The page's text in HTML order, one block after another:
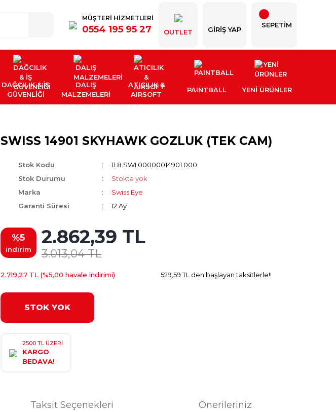
MÜŞTERİ HİZMETLERİ
0554 195 95 27 OUTLET GIRIŞ YAP
SEPETİM
DAĞCILIK & İŞ
GÜVENLİĞİ
DALIŞ
MALZEMELERİ
ATICILIK &
AIRSOFT
PAINTBALL YENI ÜRÜNLER
SWISS 14901 SKYHAWK GOZLUK (TEK CAM)
Stok Kodu
11.8.SWI.00000014901.000
Stok Durumu
Stokta yok
Marka
Swiss Eye
Garanti Süresi
12 Ay
%5
indirim
2.862,39 TL
3.013,04 TL
2.719,27 TL (%5,00 havale indirimi) 529,59 TL den başlayan taksitlerle!!
STOK YOK
2500 TL ÜZERİ
KARGO
BEDAVA!
Taksit Seçenekleri Önerileriniz